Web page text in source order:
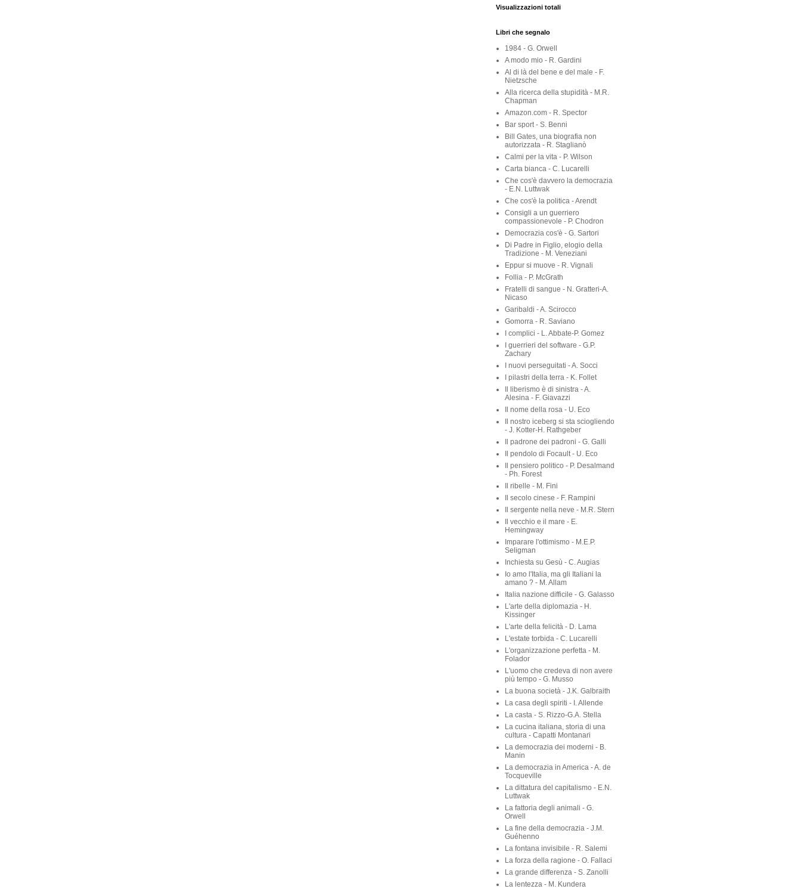
Visualizzazioni totali
Libri che segnalo
1984 - G. Orwell
A modo mio - R. Gardini
Al di là del bene e del male - F.
Nietzsche
Alla ricerca della stupidità - M.R.
Chapman
Amazon.com - R. Spector
Bar sport - S. Benni
Bill Gates, una biografia non
autorizzata - R. Staglianò
Calmi per la vita - P. Wilson
Carta bianca - C. Lucarelli
Che cos'è davvero la democrazia
- E.N. Luttwak
Che cos'è la politica - Arendt
Consigli a un guerriero
compassionevole - P. Chodron
Democrazia cos'è - G. Sartori
Di Padre in Figlio, elogio della
Tradizione - M. Veneziani
Eppur si muove - R. Vignali
Follia - P. McGrath
Fratelli di sangue - N. Gratteri-A.
Nicaso
Garibaldi - A. Scirocco
Gomorra - R. Saviano
I complici - L. Abbate-P. Gomez
I guerrieri del software - G.P.
Zachary
I nuovi perseguitati - A. Socci
I pilastri della terra - K. Follet
Il liberismo è di sinistra - A.
Alesina - F. Giavazzi
Il nome della rosa - U. Eco
Il nostro iceberg si sta sciogliendo
- J. Kotter-H. Rathgeber
Il padrone dei padroni - G. Galli
Il pendolo di Focault - U. Eco
Il pensiero politico - P. Desalmand
- Ph. Forest
Il ribelle - M. Fini
Il secolo cinese - F. Rampini
Il sergente nella neve - M.R. Stern
Il vecchio e il mare - E.
Hemingway
Imparare l'ottimismo - M.E.P.
Seligman
Inchiesta su Gesù - C. Augias
Io amo l'Italia, ma gli Italiani la
amano ? - M. Allam
Italia nazione difficile - G. Galasso
L'arte della diplomazia - H.
Kissinger
L'arte della felicità - D. Lama
L'estate torbida - C. Lucarelli
L'organizzazione perfetta - M.
Folador
L'uomo che credeva di non avere
più tempo - G. Musso
La buona società - J.K. Galbraith
La casa degli spiriti - I. Allende
La casta - S. Rizzo-G.A. Stella
La cucina italiana, storia di una
cultura - Capatti Montanari
La democrazia dei moderni - B.
Manin
La democrazia in America - A. de
Tocqueville
La dittatura del capitalismo - E.N.
Luttwak
La fattoria degli animali - G.
Orwell
La fine della democrazia - J.M.
Guéhenno
La fontana invisibile - R. Salemi
La forza della ragione - O. Fallaci
La grande differenza - S. Zanolli
La lentezza - M. Kundera